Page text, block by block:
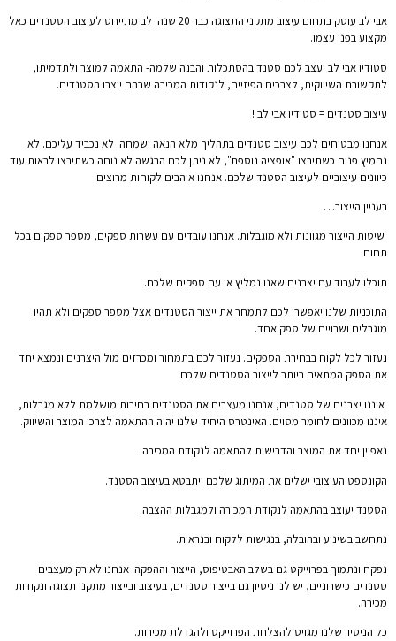
אבי לב עוסק בתחום עיצוב מתקני התצוגה כבר 20 שנה. לב מתייחס לעיצוב הסטנדים כאל
מקצוע בפני עצמו.
סטודיו אבי לב יעצב לכם סטנד בהסתכלות והבנה שלמה- התאמה למוצר ולתדמיתו,
לתקשורת השיווקית, לצרכים הפיזיים, לנקודות המכירה שבהם יוצבו הסטנדים.
עיצוב סטנדים = סטודיו אבי לב !
אנחנו מבטיחים לכם עיצוב סטנדים בתהליך מלא הנאה ושמחה. לא נכביד עליכם. לא
נחמיץ פנים כשתירצו "אופציה נוספת", לא ניתן לכם הרגשה לא נוחה כשתירצו לראות עוד
כיוונים עיצוביים לעיצוב הסטנד שלכם. אנחנו אוהבים לקוחות מרוצים.
בעניין הייצור…
שיטות הייצור מגוונות ולא מוגבלות. אנחנו עובדים עם עשרות ספקים, מספר ספקים בכל
תחום.
תוכלו לעבוד עם יצרנים שאנו נמליץ או עם ספקים שלכם.
התוכניות שלנו יאפשרו לכם לתמחר את ייצור הסטנדים אצל מספר ספקים ולא תהיו
מוגבלים ושבויים של ספק אחד.
נעזור לכל לקוח בבחירת הספקים. נעזור לכם בתמחור ומכרזים מול היצרנים ונמצא יחד
את הספק המתאים ביותר לייצור הסטנדים שלכם.
איננו יצרנים של סטנדים, אנחנו מעצבים את הסטנדים בחירות מושלמת ללא מגבלות,
איננו מכוונים לחומר מסוים. האינטרס היחיד שלנו יהיה ההתאמה לצרכי המוצר והשיווק.
נאפיין יחד את המוצר והדרישות להתאמה לנקודת המכירה.
הקונספט העיצובי ישלים את המיתוג שלכם ויתבטא בעיצוב הסטנד.
הסטנד יעוצב בהתאמה לנקודת המכירה ולמגבלות ההצבה.
נתחשב בשינוע ובהובלה, בנגישות ללקוח ובנראות.
נפקח ונתמוך בפרוייקט גם בשלב האבטיפוס, הייצור וההפקה. אנחנו לא רק מעצבים
סטנדים כישרוניים, יש לנו ניסיון גם בייצור סטנדים, בעיצוב ובייצור מתקני תצוגה ונקודות
מכירה.
כל הניסיון שלנו מגויס להצלחת הפרוייקט ולהגדלת מכירות.